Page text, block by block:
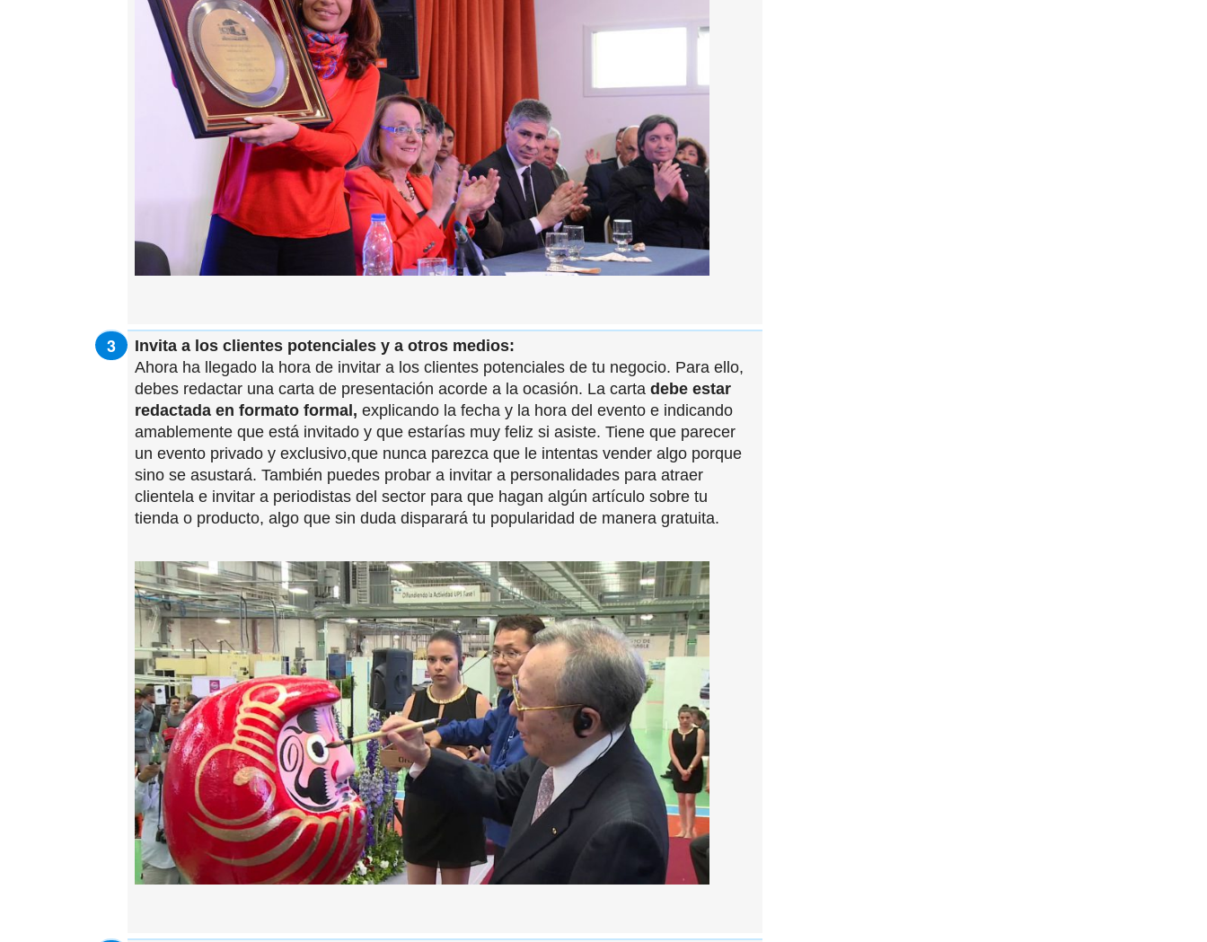
Invita a los clientes potenciales y a otros medios:
Ahora ha llegado la hora de invitar a los clientes potenciales de tu negocio. Para ello,
debes redactar una carta de presentación acorde a la ocasión. La carta debe estar
redactada en formato formal, explicando la fecha y la hora del evento e indicando
amablemente que está invitado y que estarías muy feliz si asiste. Tiene que parecer
un evento privado y exclusivo,que nunca parezca que le intentas vender algo porque
sino se asustará. También puedes probar a invitar a personalidades para atraer
clientela e invitar a periodistas del sector para que hagan algún artículo sobre tu
tienda o producto, algo que sin duda disparará tu popularidad de manera gratuita.